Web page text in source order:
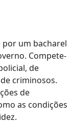
por um bacharel
Compete-
de
criminosos.
de
as condições